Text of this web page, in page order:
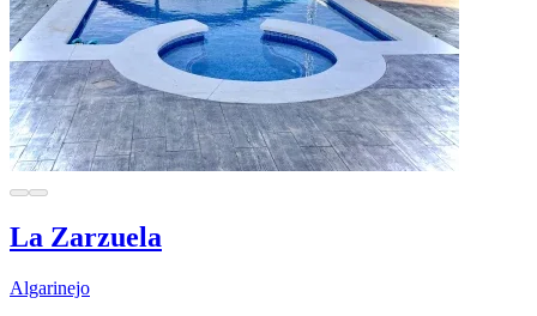
La Zarzuela
Algarinejo